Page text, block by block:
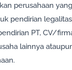
perusahaan
pendirian
PT, CV/
lainnya